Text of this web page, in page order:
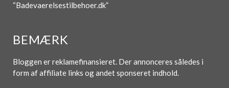
“Badevaerelsestilbehoer.dk”
BEMÆRK
Bloggen er reklamefinansieret. Der annonceres således i
form af affiliate links og andet sponseret indhold.